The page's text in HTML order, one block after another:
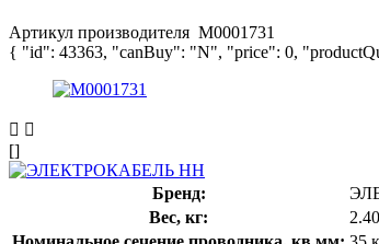
Артикул производителя M0001731
{ "id": 43363, "canBuy": "N", "price": 0,
[]
Бренд:
Вес, кг: